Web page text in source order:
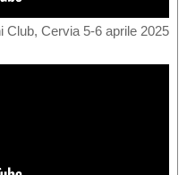
Club, Cervia 5-6 aprile 2025